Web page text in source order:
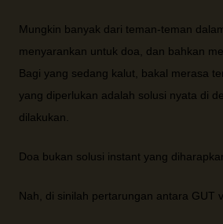
Mungkin banyak dari teman-teman
menyarankan untuk doa, dan bahkan
Bagi yang sedang kalut, bakal merasa
yang diperlukan adalah solusi nyata di
dilakukan.
Doa bukan solusi instant yang
Nah, di sinilah pertarungan antara GUT